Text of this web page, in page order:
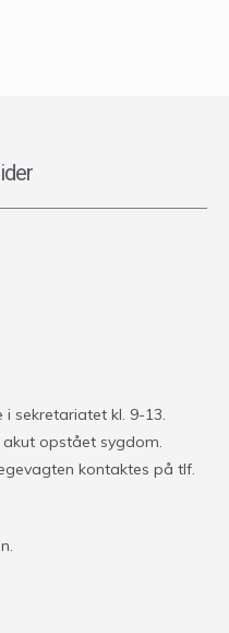
sekretariatet kl. 9-13.
akut opstået sygdom.
kontaktes på tlf.